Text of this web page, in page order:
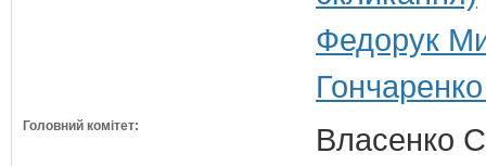
Федорук
Головний комітет:
Власенко